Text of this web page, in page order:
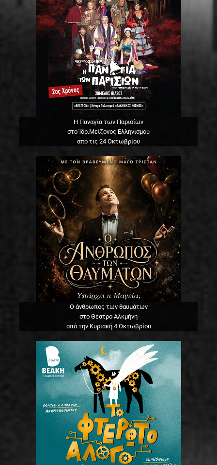
Η Παναγία των Παρισίων
στο Ίδρ.Μείζονος Ελληνισμού
από τις 24 Οκτωβρίου
Ο άνθρωπος των θαυμάτων
στο Θέατρο Αλκμήνη
από την Κυριακή 4 Οκτωβρίου